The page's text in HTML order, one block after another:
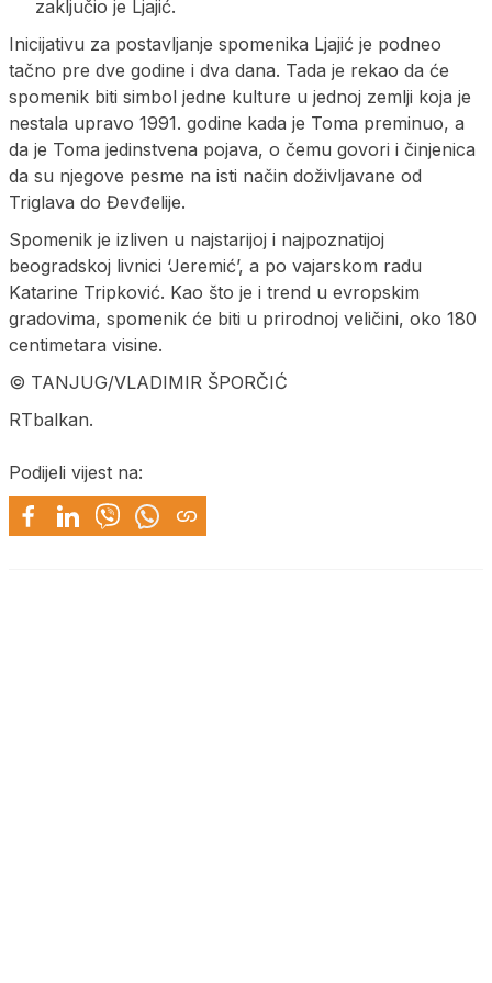
zaključio je Ljajić.
Inicijativu za postavljanje spomenika Ljajić je podneo
tačno pre dve godine i dva dana. Tada je rekao da će
spomenik biti simbol jedne kulture u jednoj zemlji koja je
nestala upravo 1991. godine kada je Toma preminuo, a
da je Toma jedinstvena pojava, o čemu govori i činjenica
da su njegove pesme na isti način doživljavane od
Triglava do Đevđelije.
Spomenik je izliven u najstarijoj i najpoznatijoj
beogradskoj livnici ‘Jeremić’, a po vajarskom radu
Katarine Tripković. Kao što je i trend u evropskim
gradovima, spomenik će biti u prirodnoj veličini, oko 180
centimetara visine.
© TANJUG/VLADIMIR ŠPORČIĆ
RTbalkan.
Podijeli vijest na: